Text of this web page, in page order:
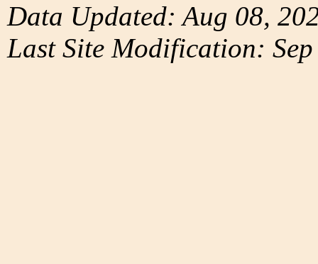
Data Updated: Aug 08,
Last Site Modification: